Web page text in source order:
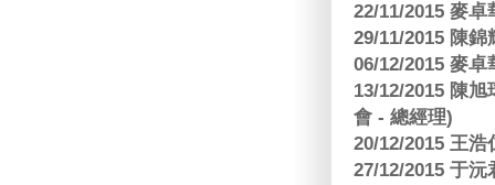
22/11/2015 麥
29/11/2015 陳
06/12/2015 麥
13/12/2015 陳
會 - 總經理)
20/12/2015 王
27/12/2015 于